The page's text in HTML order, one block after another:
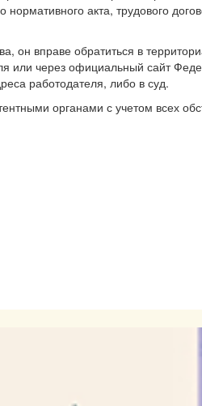
акта, трудового
он вправе обратиться в
или через официальный сайт
работодателя, либо в суд.
органами с учетом всех